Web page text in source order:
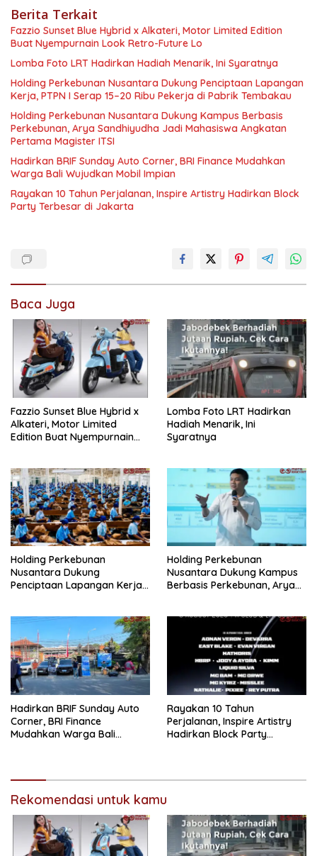
Berita Terkait
Fazzio Sunset Blue Hybrid x Alkateri, Motor Limited Edition
Buat Nyempurnain Look Retro-Future Lo
Lomba Foto LRT Hadirkan Hadiah Menarik, Ini Syaratnya
Holding Perkebunan Nusantara Dukung Penciptaan Lapangan
Kerja, PTPN I Serap 15–20 Ribu Pekerja di Pabrik Tembakau
Holding Perkebunan Nusantara Dukung Kampus Berbasis
Perkebunan, Arya Sandhiyudha Jadi Mahasiswa Angkatan
Pertama Magister ITSI
Hadirkan BRIF Sunday Auto Corner, BRI Finance Mudahkan
Warga Bali Wujudkan Mobil Impian
Rayakan 10 Tahun Perjalanan, Inspire Artistry Hadirkan Block
Party Terbesar di Jakarta
Baca Juga
Fazzio Sunset Blue Hybrid x
Alkateri, Motor Limited
Edition Buat Nyempurnain
Lomba Foto LRT Hadirkan
Hadiah Menarik, Ini
Syaratnya
Holding Perkebunan
Nusantara Dukung
Penciptaan Lapangan Kerja,
Holding Perkebunan
Nusantara Dukung Kampus
Berbasis Perkebunan, Arya
Pertama Magister ITSI
Hadirkan BRIF Sunday Auto
Corner, BRI Finance
Mudahkan Warga Bali
Rayakan 10 Tahun
Perjalanan, Inspire Artistry
Hadirkan Block Party
Rekomendasi untuk kamu